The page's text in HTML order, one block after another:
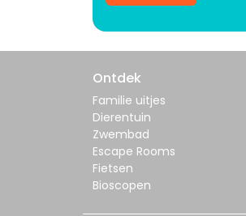
Ontdek
Familie uitjes
Dierentuin
Zwembad
Escape Rooms
Fietsen
Bioscopen